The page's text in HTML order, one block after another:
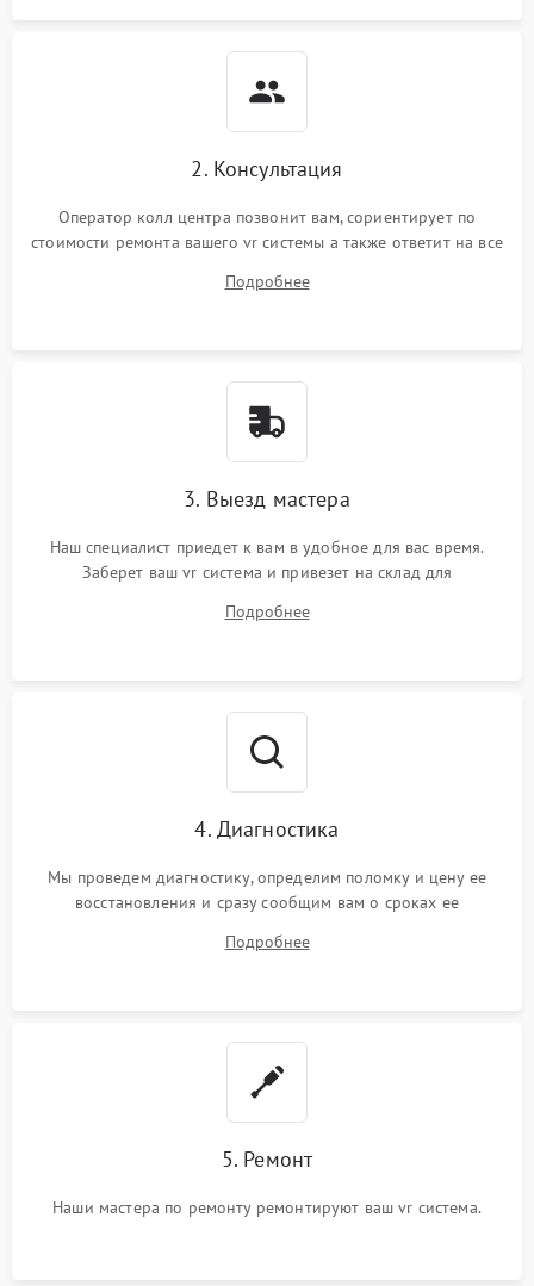
2. Консультация
Оператор колл центра позвонит вам, сориентирует по
стоимости ремонта вашего vr системы а также ответит на все
Подробнее
3. Выезд мастера
Наш специалист приедет к вам в удобное для вас время.
Заберет ваш vr система и привезет на склад для
Подробнее
4. Диагностика
Мы проведем диагностику, определим поломку и цену ее
восстановления и сразу сообщим вам о сроках ее
Подробнее
5. Ремонт
Наши мастера по ремонту ремонтируют ваш vr система.